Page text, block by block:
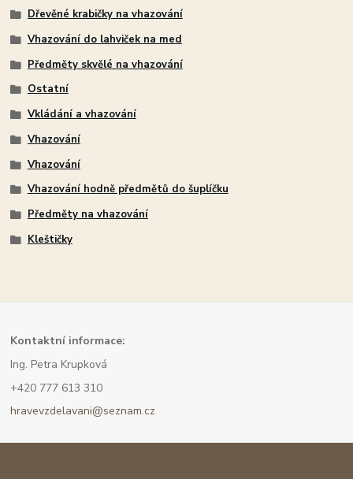
Dřevěné krabičky na vhazování
Vhazování do lahviček na med
Předměty skvělé na vhazování
Ostatní
Vkládání a vhazování
Vhazování
Vhazování
Vhazování hodně předmětů do šuplíčku
Předměty na vhazování
Kleštičky
Kontaktní informace:
Ing. Petra Krupková
+420 777 613 310
hravevzdelavani@seznam.cz